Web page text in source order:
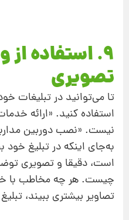
9. استفاده از
تصویری
تا می‌توانید در تبلیغات
نیست. «نصب دوربین
به‌جای اینکه در تبلیغ
است، دقیقا و تصویری
چیست. هر چه مخاطب با
تصاویر بیشتری ببیند،